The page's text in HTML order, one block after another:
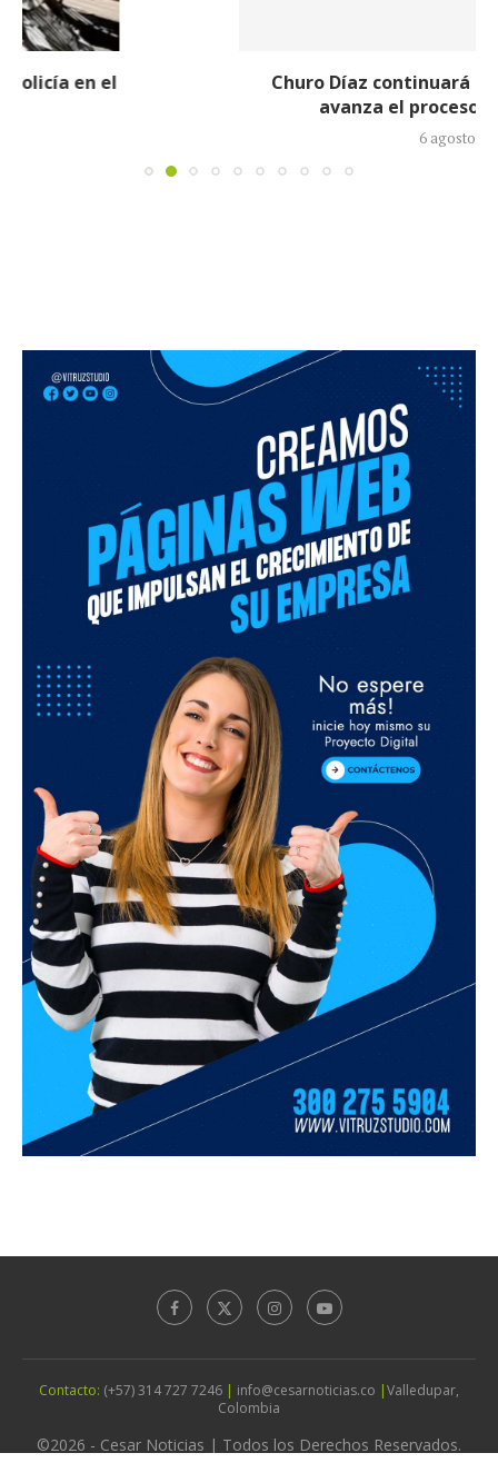
Churo Díaz continuará en libertad mientras
avanza el proceso judicial en su...
Contacto: (+57) 314 727 7246 | info@cesarnoticias.co |Valledupar,
Colombia
©2026 - Cesar Noticias | Todos los Derechos Reservados.